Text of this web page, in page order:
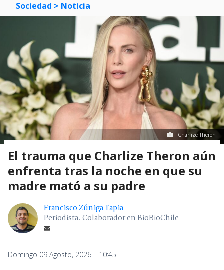
Sociedad > Noticia
Charlize Theron
El trauma que Charlize Theron aún
enfrenta tras la noche en que su
madre mató a su padre
Francisco Zúñiga Tapia
Periodista. Colaborador en BioBioChile
Domingo 09 Agosto, 2026 | 10:45